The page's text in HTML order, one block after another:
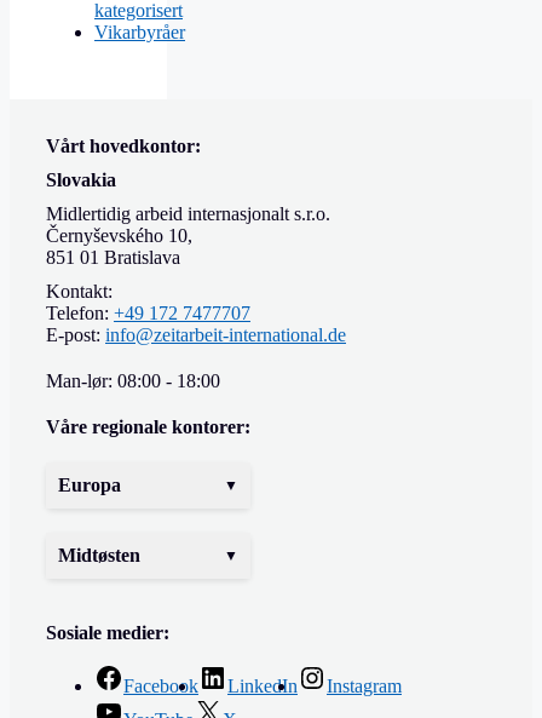
kategorisert
Vikarbyråer
Vårt hovedkontor:
Slovakia
Midlertidig arbeid internasjonalt s.r.o.
Černyševského 10,
851 01 Bratislava
Kontakt:
Telefon: +49 172 7477707
E-post: info@zeitarbeit-international.de
Man-lør: 08:00 - 18:00
Våre regionale kontorer:
Europa
Midtøsten
Sosiale medier:
Facebook LinkedIn
Instagram